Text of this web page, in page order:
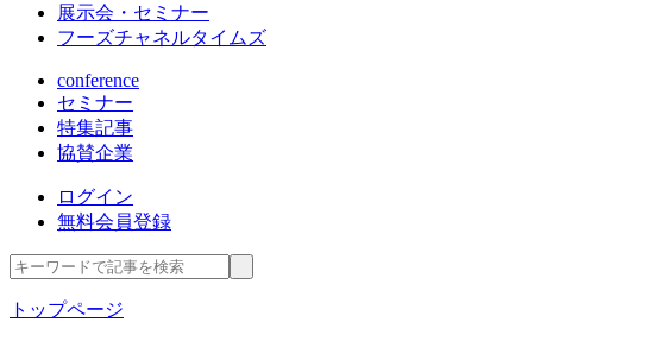
展示会・セミナー
フーズチャネルタイムズ
conference
セミナー
特集記事
協賛企業
ログイン
無料会員登録
トップページ